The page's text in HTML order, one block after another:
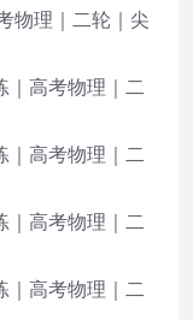
物理｜二轮｜尖
高考物理｜二
高考物理｜二
高考物理｜二
高考物理｜二